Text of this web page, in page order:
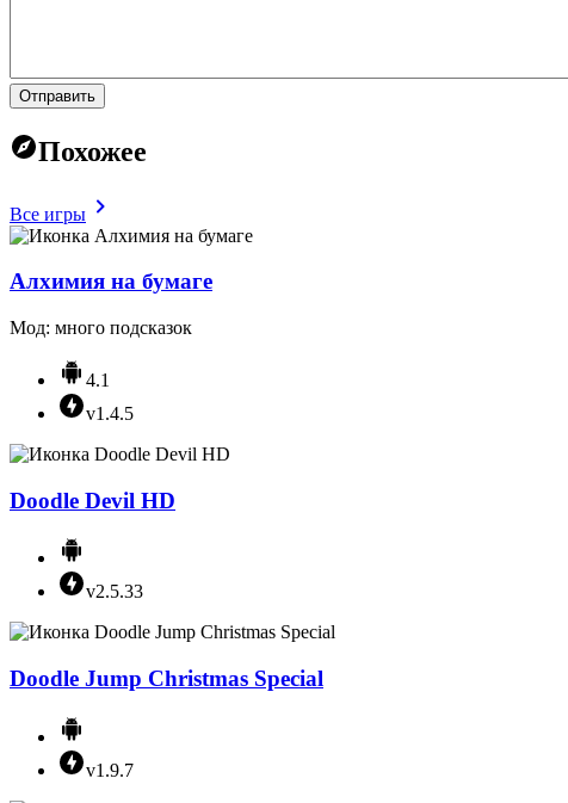
Отправить
Похожее
Все игры
Алхимия на бумаге
Мод: много подсказок
4.1
v1.4.5
Doodle Devil HD
v2.5.33
Doodle Jump Christmas Special
v1.9.7